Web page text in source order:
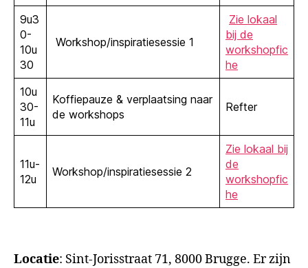
9u3
0-
10u
30
Workshop/inspiratiesessie 1
Zie lokaal
bij de
workshopfic
he
10u
30-
11u
Koffiepauze & verplaatsing naar
de workshops
Refter
11u-
12u
Workshop/inspiratiesessie 2
Zie lokaal bij
de
workshopfic
he
Locatie: Sint-Jorisstraat 71, 8000 Brugge. Er zijn